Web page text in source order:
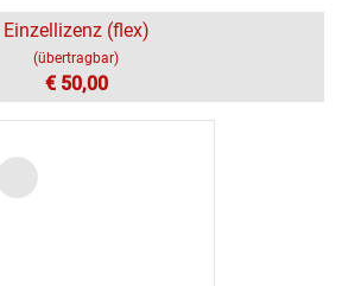
Einzellizenz (flex)
(übertragbar)
€ 50,00